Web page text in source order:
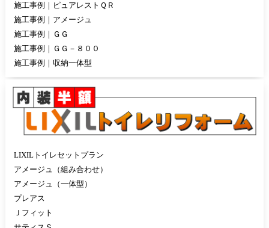
施工事例｜ピュアレストＱＲ
施工事例｜アメージュ
施工事例｜ＧＧ
施工事例｜ＧＧ－８００
施工事例｜収納一体型
LIXILトイレセットプラン
アメージュ（組み合わせ）
アメージュ（一体型）
プレアス
Ｊフィット